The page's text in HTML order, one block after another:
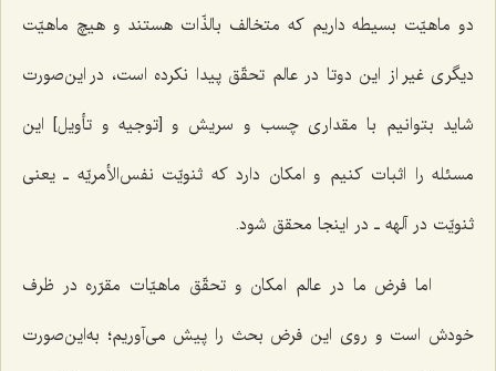
دو ماهیّت بسیطه داریم که متخالف بالذّات هستند و هیچ ماهیّت
دیگری غیر از این دوتا در عالم تحقّق پیدا نکرده است، در این‌صورت
شاید بتوانیم با مقداری چسب و سریش و [توجیه و تأویل] این
مسئله را اثبات کنیم و امکان دارد که ثنویّت نفس‌الأمریّه ـ یعنی
ثنویّت در آلهه ـ در اینجا محقق شود.
اما فرض ما در عالم امکان و تحقّق ماهیّات مقرّره در ظرف
خودش است و روی این فرض بحث را پیش می‌آوریم؛ به‌این‌صورت